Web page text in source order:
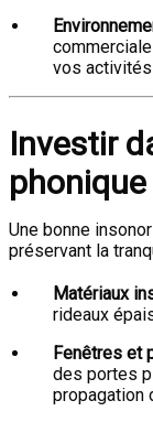
vos activités
Investir
phonique
Une bonne
préservant la
Matériaux
rideaux
Fenêtres et
des portes
propagation